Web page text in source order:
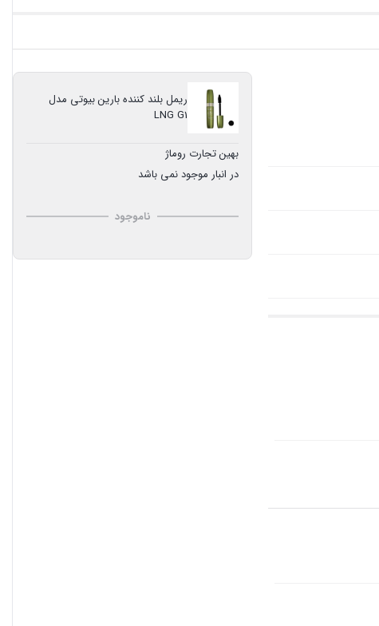
ریمل بلند کننده بارین بیوتی مدل
LNG G1
بهین تجارت روماژ
در انبار موجود نمی باشد
ناموجود